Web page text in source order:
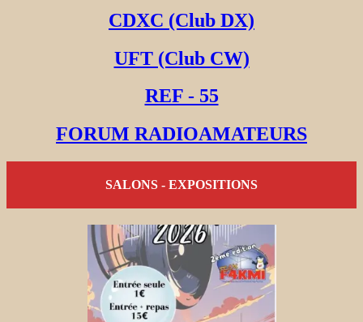
CDXC (Club DX)
UFT (Club CW)
REF - 55
FORUM RADIOAMATEURS
SALONS - EXPOSITIONS